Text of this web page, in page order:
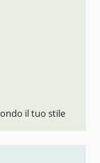
il tuo stile